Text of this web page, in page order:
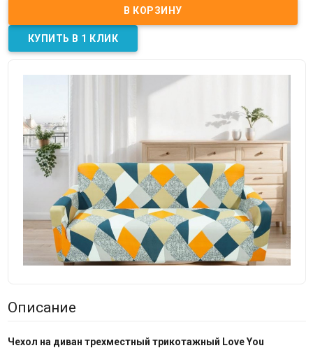
Описание
Чехол на диван трехместный трикотажный Love You